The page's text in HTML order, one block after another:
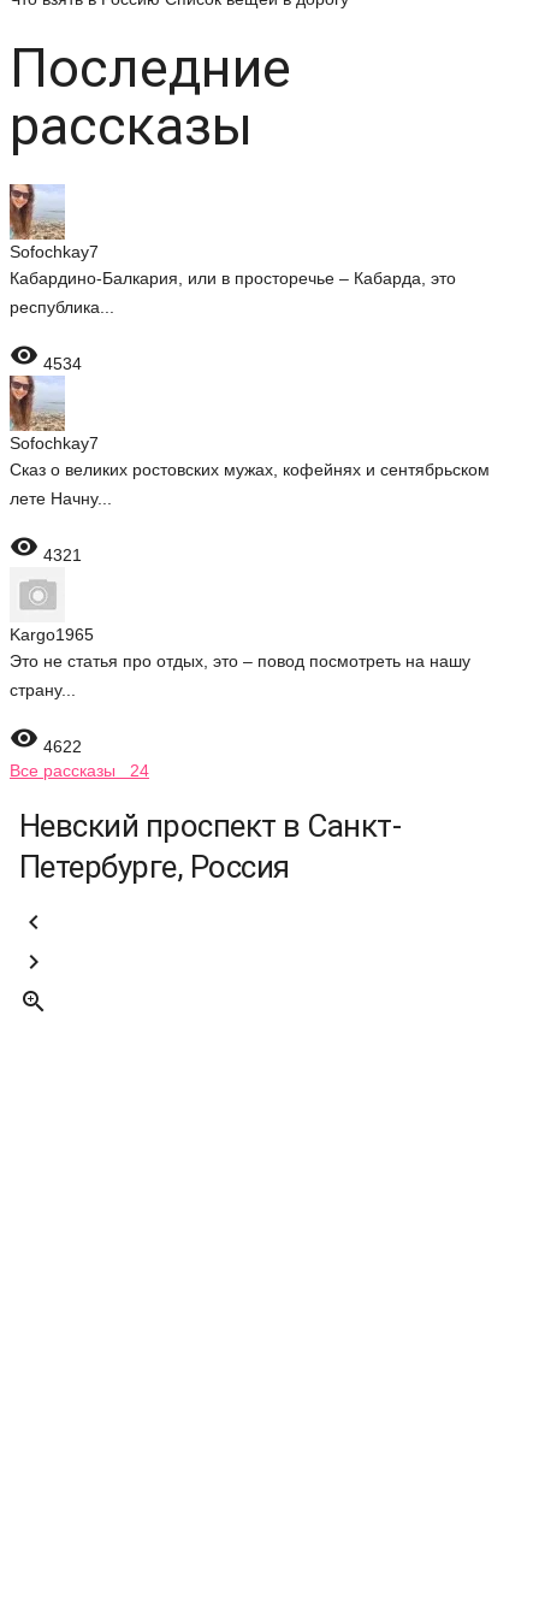
Последние
рассказы
Sofochkay7
Кабардино-Балкария, или в просторечье – Кабарда, это
республика...
 4534
Sofochkay7
Сказ о великих ростовских мужах, кофейнях и сентябрьском
лете Начну...
 4321
Kargo1965
Это не статья про отдых, это – повод посмотреть на нашу
страну...
 4622
Все рассказы 24
Невский проспект в Санкт-
Петербурге, Россия


